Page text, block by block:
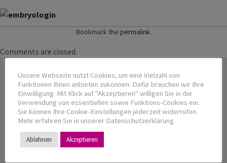
Bookmark the permalink.
Comments are closed.
FertJ swiss GmbH
Dr. P. Hermann, MD
CHE-455.311.730
Dornirain 10
6047 Kastanienbaum LU
Unsere Webseite nutzt Cookies, um eine Vielzahl von
Funktionen Ihnen anbieten zukönnen. Dafür brauchen wir Ihre
Einwilligung. Mit Klick auf "Akzeptieren" willigen Sie in die
Verwendung von essentiellen sowie Funktions-Cookies ein.
Sie können Ihre Cookie-Einstellungen jederzeit widerrufen.
Mehr erfahren Sie in unserer Datenschutzerklärung.
Ablehnen Akzeptieren